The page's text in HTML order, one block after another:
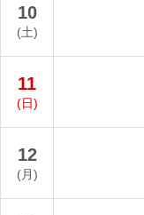
10
(土)
11
(日)
12
(月)